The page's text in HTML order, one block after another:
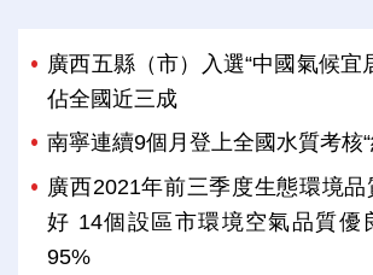
廣西五縣（市）入選“中國氣候宜
佔全國近三成
南寧連續9個月登上全國水質考核“
廣西2021年前三季度生態環境品
好 14個設區市環境空氣品質優
95%